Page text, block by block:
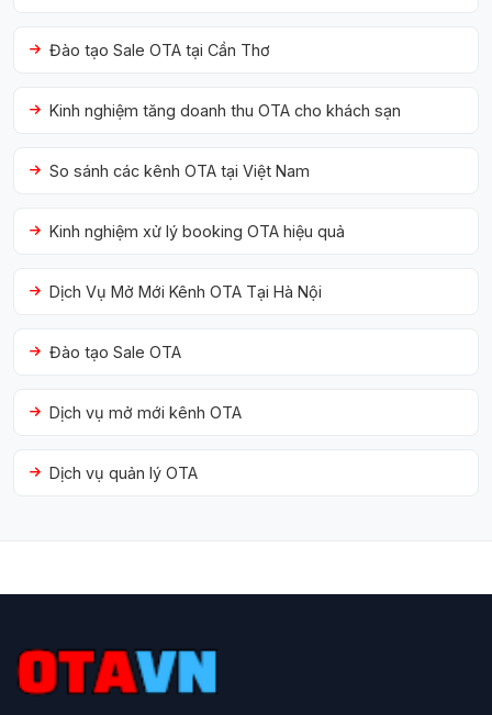
Đào tạo Sale OTA tại Cần Thơ
Kinh nghiệm tăng doanh thu OTA cho khách sạn
So sánh các kênh OTA tại Việt Nam
Kinh nghiệm xử lý booking OTA hiệu quả
Dịch Vụ Mở Mới Kênh OTA Tại Hà Nội
Đào tạo Sale OTA
Dịch vụ mở mới kênh OTA
Dịch vụ quản lý OTA